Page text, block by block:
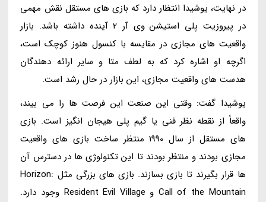
در نهایت، یوشیدا انتظار دارد که بازی های مستقل نقش مهمی
در پیروزیت پلی استیشن وی آر 2 آینده داشته باشد. بازار
واقعیت های مجازی در مقایسه با کنسول هنوز کوچک است،
اگرچه او اشاره کرد که به لطف متا و سایر ارائه دهندگان
هدست های واقعیت مجازی، این بازار در حال رشد است.
یوشیدا گفت: وقتی این صنعت این فرصت ها را می بیند،
واقعاً از نقطه نظر فنی یا گیم پلی هیجان انگیز است. بازی
های مستقل از سال 1990 منتظر ساخت بازی های واقعیت
مجازی بودند و منتظر بودند تا این تکنولوژی ها در دسترس آن
ها قرار بگیرند تا بازی بسازند. بازی های بزرگی مثل Horizon:
Call of the Mountain و Resident Evil Village وجود دارد.